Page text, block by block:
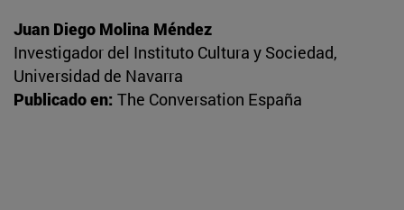
Juan Diego Molina Méndez
Investigador del Instituto Cultura y Sociedad,
Universidad de Navarra
Publicado en: The Conversation España